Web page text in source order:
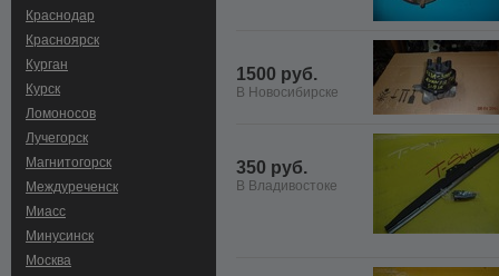
Краснодар
Красноярск
Курган
Курск
Ломоносов
Лучегорск
Магнитогорск
Междуреченск
Миасс
Минусинск
Москва
1500 руб.
В Новосибирске
350 руб.
В Владивостоке